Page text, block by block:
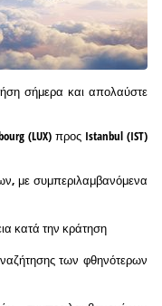
σήμερα και απολαύστε
(LUX) προς Istanbul (IST)
με συμπεριλαμβανόμενα
κατά την κράτηση
των φθηνότερων